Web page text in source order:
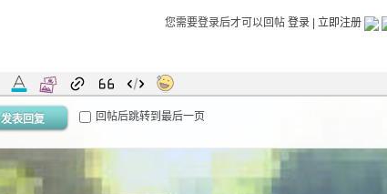
您需要登录后才可以回帖 登录| 立即注册
发表回复 回帖后跳转到最后一页